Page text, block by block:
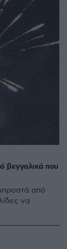
βεγγαλικά που
από
να